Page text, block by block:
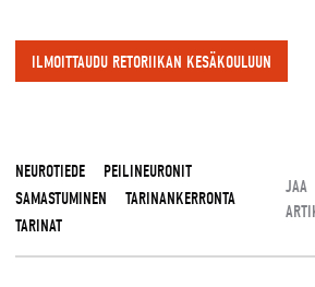
ILMOITTAUDU RETORIIKAN KESÄKOULUUN
NEUROTIEDE
PEILINEURONIT
SAMASTUMINEN
TARINANKERRONTA
TARINAT
JAA